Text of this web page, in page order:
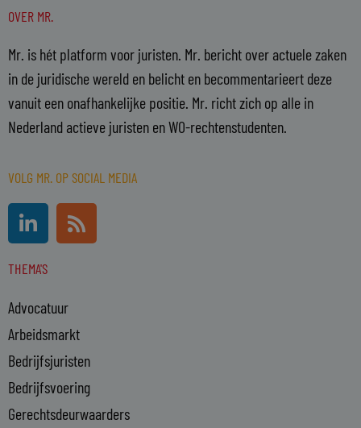
OVER MR.
Mr. is hét platform voor juristen. Mr. bericht over actuele zaken
in de juridische wereld en belicht en becommentarieert deze
vanuit een onafhankelijke positie. Mr. richt zich op alle in
Nederland actieve juristen en WO-rechtenstudenten.
VOLG MR. OP SOCIAL MEDIA
i
k
d
i
n
-
i
n
R
s
THEMA'S
Advocatuur
Arbeidsmarkt
Bedrijfsjuristen
Bedrijfsvoering
Gerechtsdeurwaarders